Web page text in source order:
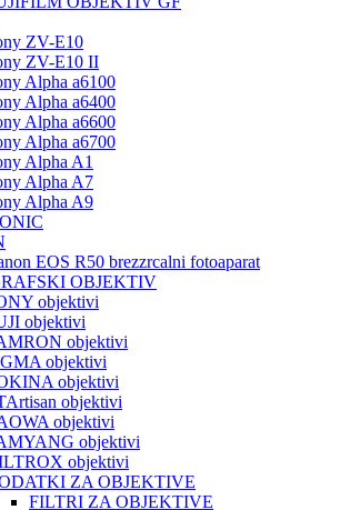
ZV-E10
ZV-E10 II
Alpha a6100
Alpha a6400
Alpha a6600
Alpha a6700
Alpha A1
Alpha A7
Alpha A9
EOS R50 brezzrcalni fotoaparat
OBJEKTIV
objektivi
objektivi
objektivi
objektivi
objektivi
objektivi
objektivi
objektivi
objektivi
ZA OBJEKTIVE
FILTRI ZA OBJEKTIVE